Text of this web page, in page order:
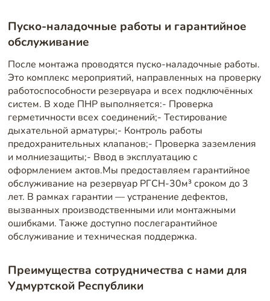
Пуско-наладочные работы и гарантийное
обслуживание
После монтажа проводятся пуско-наладочные работы.
Это комплекс мероприятий, направленных на проверку
работоспособности резервуара и всех подключённых
систем. В ходе ПНР выполняется:- Проверка
герметичности всех соединений;- Тестирование
дыхательной арматуры;- Контроль работы
предохранительных клапанов;- Проверка заземления
и молниезащиты;- Ввод в эксплуатацию с
оформлением актов.Мы предоставляем гарантийное
обслуживание на резервуар РГСН-30м³ сроком до 3
лет. В рамках гарантии — устранение дефектов,
вызванных производственными или монтажными
ошибками. Также доступно послегарантийное
обслуживание и техническая поддержка.
Преимущества сотрудничества с нами для
Удмуртской Республики